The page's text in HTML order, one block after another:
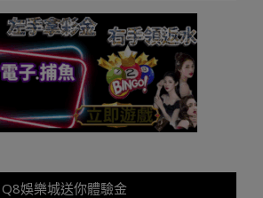
Q8娛樂城送你體驗金